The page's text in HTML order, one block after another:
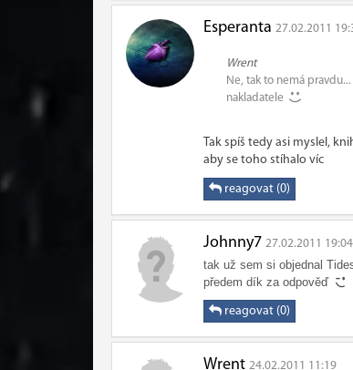
Esperanta 27.02.2011
Wrent
Ne, tak to nemá
nakladatele
Tak spíš tedy asi myslel,
aby se toho stíhalo víc
reagovat (0)
Johnny7 27.02.2011 19:04
tak už sem si objednal
předem dík za odpověď
reagovat (0)
Wrent 24.02.2011 11:19